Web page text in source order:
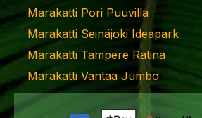
Marakatti Pori Puuvilla
Marakatti Seinäjoki Ideapark
Marakatti Tampere Ratina
Marakatti Vantaa Jumbo